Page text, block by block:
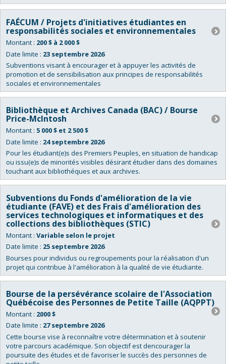
FAÉCUM / Projets d'initiatives étudiantes en
responsabilités sociales et environnementales
Montant : 200 $ à 2 000 $
Date limite : 23 septembre 2026
Subventions visant à encourager et à appuyer les activités de
promotion et de sensibilisation aux principes de responsabilités
sociales et environnementales
Bibliothèque et Archives Canada (BAC) / Bourse
Price-McIntosh
Montant : 5 000 $ et 2 500 $
Date limite : 24 septembre 2026
Pour les étudiant(e)s des Premiers Peuples, en situation de handicap
ou issu(e)s de minorités visibles désirant étudier dans des domaines
touchant aux bibliothéques et aux archives.
Subventions du Fonds d'amélioration de la vie
étudiante (FAVE) et des Frais d'amélioration des
services technologiques et informatiques et des
collections des bibliothèques (STIC)
Montant : Variable selon le projet
Date limite : 25 septembre 2026
Bourses pour individus ou regroupements pour la réalisation d'un
projet qui contribue à l'amélioration à la qualité de vie étudiante.
Bourse de la persévérance scolaire de l'Association
Québécoise des Personnes de Petite Taille (AQPPT)
Montant : 2000 $
Date limite : 27 septembre 2026
Cette bourse vise à reconnaître votre détermination et à soutenir
votre parcours académique. Son objectif est dencourager la
poursuite des études et de favoriser le succès des personnes de